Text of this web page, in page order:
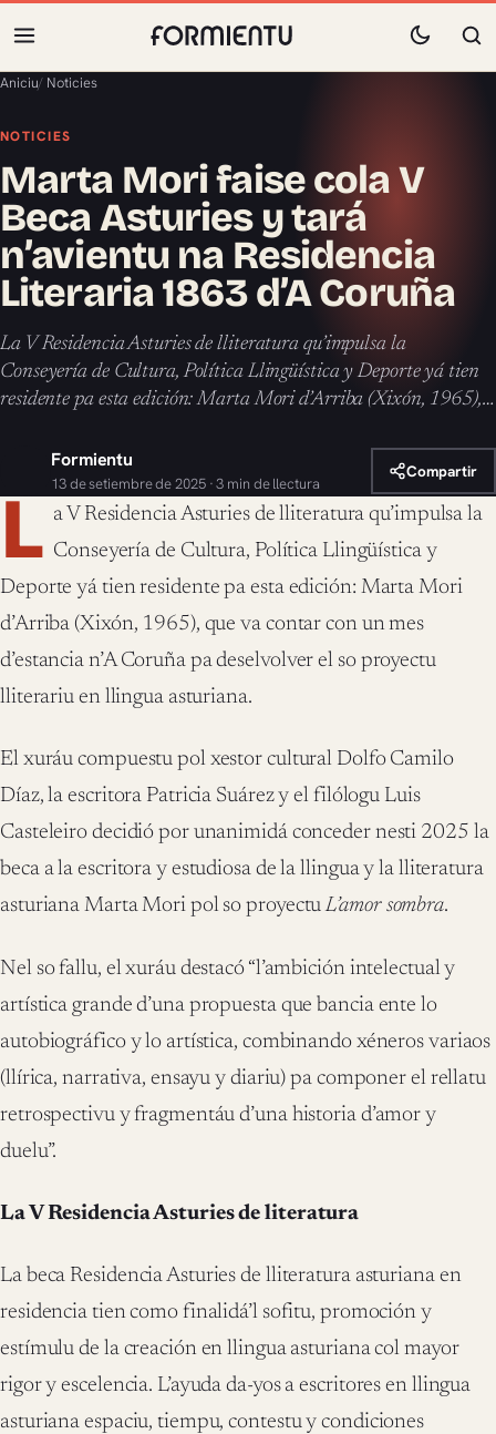
Aniciu/ Noticies
NOTICIES
Marta Mori faise cola V
Beca Asturies y tará
n’avientu na Residencia
Literaria 1863 d’A Coruña
La V Residencia Asturies de lliteratura qu’impulsa la
Conseyería de Cultura, Política Llingüística y Deporte yá tien
residente pa esta edición: Marta Mori d’Arriba (Xixón, 1965),…
Formientu
13 de setiembre de 2025 · 3 min de llectura
Compartir
L a V Residencia Asturies de lliteratura qu’impulsa la
Conseyería de Cultura, Política Llingüística y
Deporte yá tien residente pa esta edición: Marta Mori
d’Arriba (Xixón, 1965), que va contar con un mes
d’estancia n’A Coruña pa deselvolver el so proyectu
lliterariu en llingua asturiana.
El xuráu compuestu pol xestor cultural Dolfo Camilo
Díaz, la escritora Patricia Suárez y el filólogu Luis
Casteleiro decidió por unanimidá conceder nesti 2025 la
beca a la escritora y estudiosa de la llingua y la lliteratura
asturiana Marta Mori pol so proyectuL’amor sombra.
Nel so fallu, el xuráu destacó “l’ambición intelectual y
artística grande d’una propuesta que bancia ente lo
autobiográfico y lo artística, combinando xéneros variaos
(llírica, narrativa, ensayu y diariu) pa componer el rellatu
retrospectivu y fragmentáu d’una historia d’amor y
duelu”.
La V Residencia Asturies de literatura
La beca Residencia Asturies de lliteratura asturiana en
residencia tien como finalidá’l sofitu, promoción y
estímulu de la creación en llingua asturiana col mayor
rigor y escelencia. L’ayuda da-yos a escritores en llingua
asturiana espaciu, tiempu, contestu y condiciones